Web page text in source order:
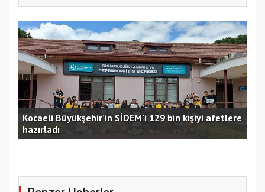
Kocaeli Büyükşehir’in SİDEM’i 129 bin kişiyi afetlere
hazırladı